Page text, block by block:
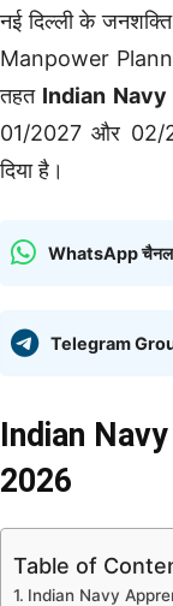
नई दिल्ली के
Manpower
तहत Indian
01/2027 और 02/
दिया है।
WhatsApp चैनल
Telegram
Indian
2026
Table of
Indian Navy